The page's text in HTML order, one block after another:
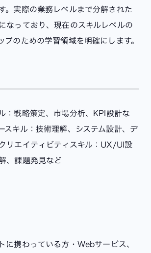
。実際の業務レベルまで分解された
なっており、現在のスキルレベルの
プのための学習領域を明確にします。
：戦略策定、市場分析、KPI設計な
スキル：技術理解、システム設計、デ
リエイティビティスキル：UX/UI設
、課題発見など
に携わっている方 ・Webサービス、